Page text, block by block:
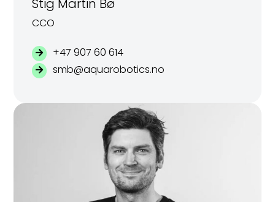
Stig Martin Bø
CCO
+47 907 60 614
smb@aquarobotics.no